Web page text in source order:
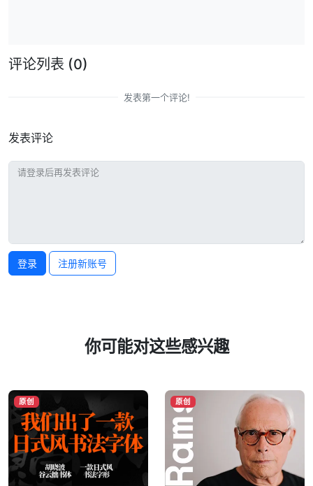
评论列表 (0)
发表第一个评论!
发表评论
登录 注册新账号
你可能对这些感兴趣
原创 原创